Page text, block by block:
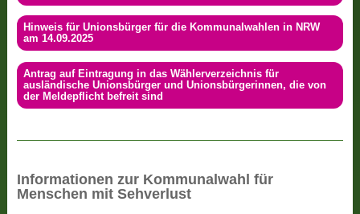
Hinweis für Unionsbürger für die Kommunalwahlen in NRW
am 14.09.2025
Antrag auf Eintragung in das Wählerverzeichnis für
ausländische Unionsbürger und Unionsbürgerinnen, die von
der Meldepflicht befreit sind
Informationen zur Kommunalwahl für
Menschen mit Sehverlust